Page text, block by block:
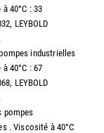
40°C : 33
LEYBOLD
industrielles
40°C : 67
LEYBOLD
pompes
. Viscosité à 40°C